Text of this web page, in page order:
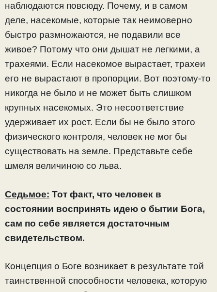
наблюдаются повсюду. Почему, и в самом
деле, насекомые, которые так неимоверно
быстро размножаются, не подавили все
живое? Потому что они дышат не легкими, а
трахеями. Если насекомое вырастает, трахеи
его не вырастают в пропорции. Вот поэтому-то
никогда не было и не может быть слишком
крупных насекомых. Это несоответствие
удерживает их рост. Если бы не было этого
физического контроля, человек не мог бы
существовать на земле. Представьте себе
шмеля величиною со льва.
Седьмое: Тот факт, что человек в
состоянии воспринять идею о бытии Бога,
сам по себе является достаточным
свидетельством.
Концепция о Боге возникает в результате той
таинственной способности человека, которую